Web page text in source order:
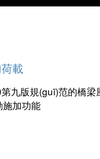
載
九版規(guī)范的橋梁
施加功能